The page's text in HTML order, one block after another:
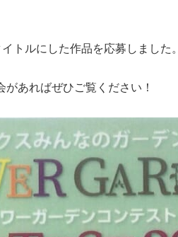
トルにした作品を応募しました。
あればぜひご覧ください！